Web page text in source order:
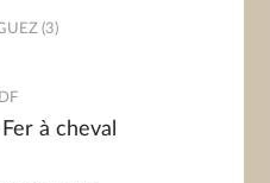
(3)
à cheval